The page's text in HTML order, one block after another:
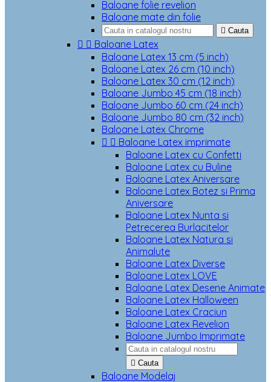
Baloane folie revelion
Baloane mate din folie
 Cauta
  Baloane Latex
Baloane Latex 13 cm (5 inch)
Baloane Latex 26 cm (10 inch)
Baloane Latex 30 cm (12 inch)
Baloane Jumbo 45 cm (18 inch)
Baloane Jumbo 60 cm (24 inch)
Baloane Jumbo 80 cm (32 inch)
Baloane Latex Chrome
  Baloane Latex imprimate
Baloane Latex cu Confetti
Baloane Latex cu Buline
Baloane Latex Aniversare
Baloane Latex Botez si Prima
Aniversare
Baloane Latex Nunta si
Petrecerea Burlacitelor
Baloane Latex Natura si
Animalute
Baloane Latex Diverse
Baloane Latex LOVE
Baloane Latex Desene Animate
Baloane Latex Halloween
Baloane Latex Craciun
Baloane Latex Revelion
Baloane Jumbo Imprimate
 Cauta
Baloane Modelaj